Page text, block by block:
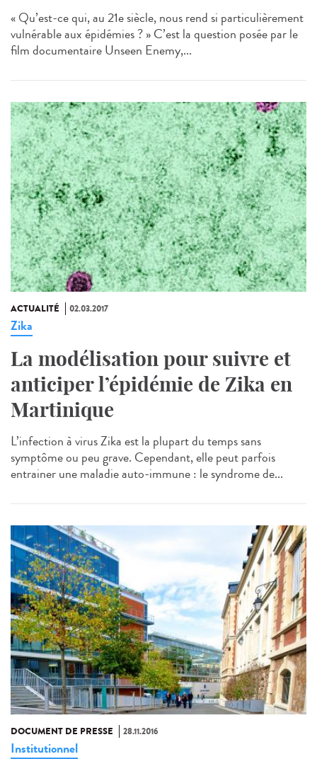
« Qu’est-ce qui, au 21e siècle, nous rend si particulièrement
vulnérable aux épidémies ? » C’est la question posée par le
film documentaire Unseen Enemy,...
ACTUALITÉ 02.03.2017
Zika
La modélisation pour suivre et
anticiper l’épidémie de Zika en
Martinique
L’infection à virus Zika est la plupart du temps sans
symptôme ou peu grave. Cependant, elle peut parfois
entrainer une maladie auto-immune : le syndrome de...
DOCUMENT DE PRESSE 28.11.2016
Institutionnel